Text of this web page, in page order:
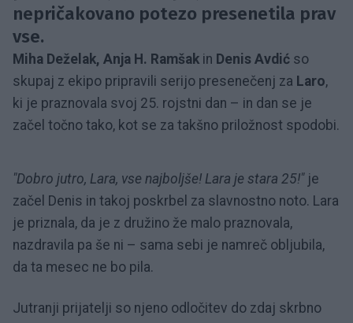
nepričakovano potezo presenetila prav
vse.
Miha Deželak, Anja H. Ramšak in Denis Avdić so
skupaj z ekipo pripravili serijo presenečenj za Laro,
ki je praznovala svoj 25. rojstni dan – in dan se je
začel točno tako, kot se za takšno priložnost spodobi.
"Dobro jutro, Lara, vse najboljše! Lara je stara 25!"je
začel Denis in takoj poskrbel za slavnostno noto. Lara
je priznala, da je z družino že malo praznovala,
nazdravila pa še ni – sama sebi je namreč obljubila,
da ta mesec ne bo pila.
Jutranji prijatelji so njeno odločitev do zdaj skrbno